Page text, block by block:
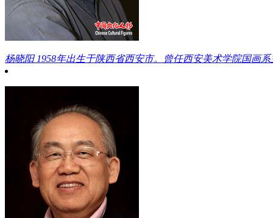
杨晓阳 1958年出生于陕西省西安市。曾任西安美术学院国画